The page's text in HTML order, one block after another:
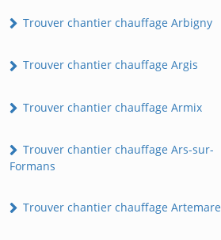
Trouver chantier chauffage Arbigny
Trouver chantier chauffage Argis
Trouver chantier chauffage Armix
Trouver chantier chauffage Ars-sur-
Formans
Trouver chantier chauffage Artemare